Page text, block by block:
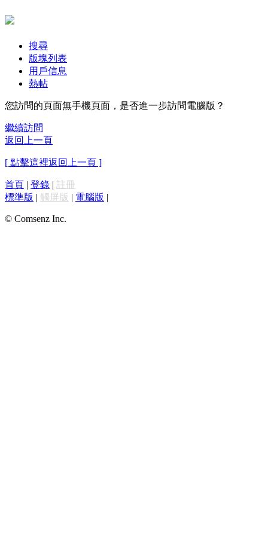
搜尋
版塊列表
用戶信息
熱帖
您訪問的頁面無手機頁面，是否進一步訪問電腦版？
繼續訪問
返回上一頁
[ 點擊這裡返回上一頁 ]
首頁 | 登錄 | 註冊
標準版 | 觸屏版 | 電腦版 |
© Comsenz Inc.